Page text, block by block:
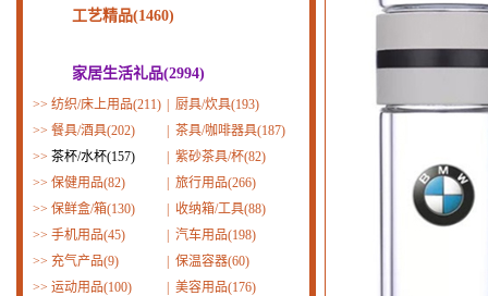
工艺精品(1460)
家居生活礼品(2994)
>> 纺织/床上用品(211)
厨具/炊具(193)
>> 餐具/酒具(202)
茶具/咖啡器具(187)
>> 茶杯/水杯(157)
紫砂茶具/杯(82)
>> 保健用品(82)
旅行用品(266)
>> 保鲜盒/箱(130)
收纳箱/工具(88)
>> 手机用品(45)
汽车用品(198)
>> 充气产品(9)
保温容器(60)
>> 运动用品(100)
美容用品(176)